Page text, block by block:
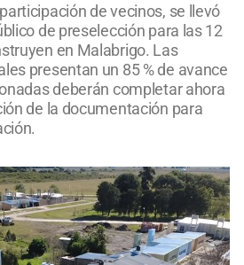
de vecinos, se llevó
de preselección para las 12
en Malabrigo. Las
presentan un 85 % de avance
deberán completar ahora
de la documentación para